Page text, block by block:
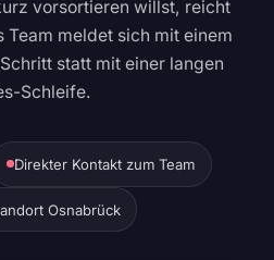
vorsortieren willst, reicht
Team meldet sich mit einem
statt mit einer langen
Schleife.
Direkter Kontakt zum Team
Osnabrück